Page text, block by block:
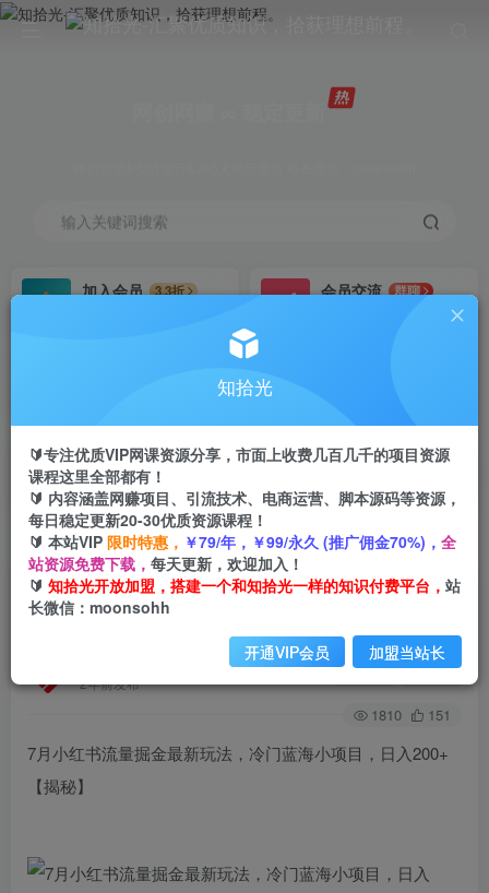
输入关键词搜索
加入会员
3.3折
会员交流
群聊
首页 创业课程 会员免费 正文
7月小红书流量掘金最新玩法，冷门蓝海小项目，
日入200+【揭秘】
2年前发布
关注 私信
1810 151
7月小红书流量掘金最新玩法，冷门蓝海小项目，日入200+
【揭秘】
知拾光
🔰专注优质VIP网课资源分享，市面上收费几百几千的项目资源
课程这里全部都有！
🔰 内容涵盖网赚项目、引流技术、电商运营、脚本源码等资源，
每日稳定更新20-30优质资源课程！
🔰 本站VIP 限时特惠， ￥79/年，￥99/永久 (推广佣金70%)， 全
站资源免费下载， 每天更新，欢迎加入！
🔰 知拾光开放加盟，搭建一个和知拾光一样的知识付费平台， 站
长微信：moonsohh
开通VIP会员 加盟当站长